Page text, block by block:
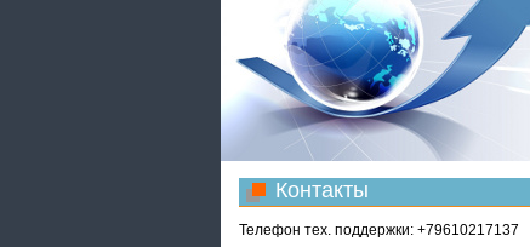
Контакты
Телефон тех. поддержки: +79610217137